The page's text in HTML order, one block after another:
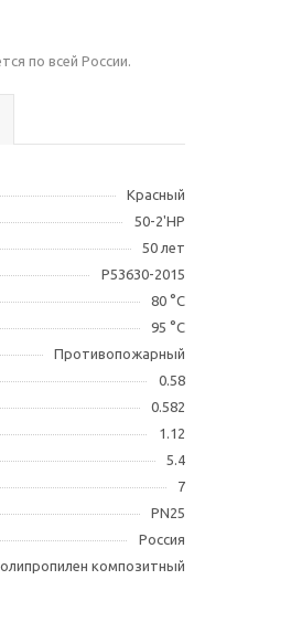
по всей России.
Красный
50-2'НР
50 лет
Р53630-2015
80 °С
95 °С
Противопожарный
0.58
0.582
1.12
5.4
7
PN25
Россия
композитный